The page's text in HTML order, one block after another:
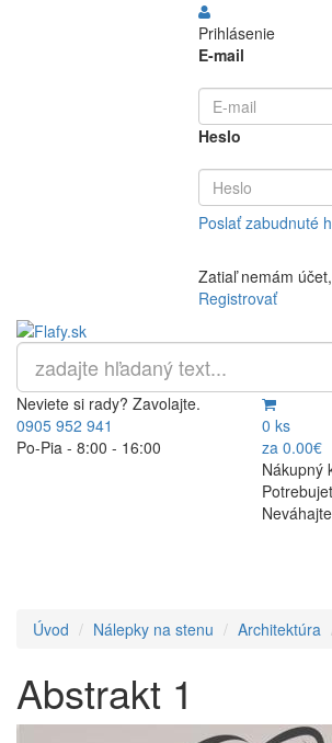
Prihlásenie
E-mail
Heslo
Poslať zabudnuté
Zatiaľ nemám
Registrovať
Neviete si rady? Zavolajte.
0905 952 941
Po-Pia - 8:00 - 16:00
0 ks
za 0.00€
Nákupný
Úvod Nálepky na stenu Architektúra
Abstrakt 1